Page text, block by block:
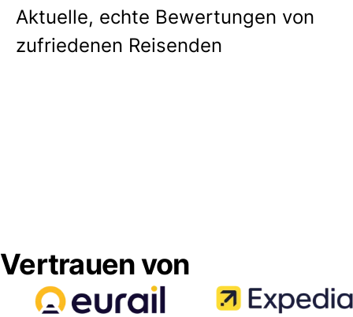
Aktuelle, echte Bewertungen von
zufriedenen Reisenden
Vertrauen von